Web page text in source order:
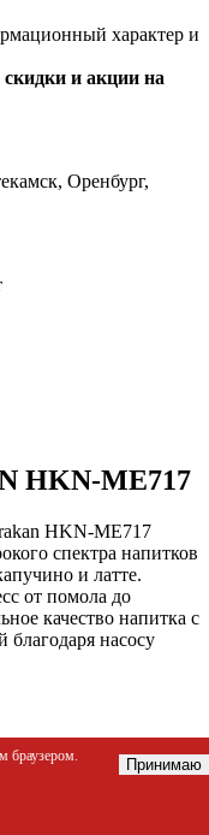
характер и
и акции на
Оренбург,
HKN-ME717
HKN-ME717
спектра напитков
и латте.
от помола до
качество напитка с
насосу
получать
браузером.
Принимаю